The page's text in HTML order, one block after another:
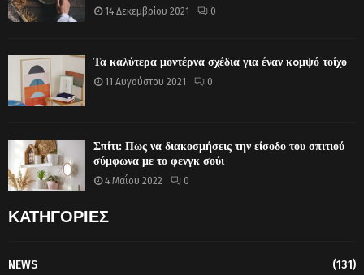
14 Δεκεμβρίου 2021 0
Τα καλύτερα μοντέρνα σχέδια για έναν κoμψό τοίχο
11 Αυγούστου 2021 0
Σπίτι: Πως να διακοσμήσεις την είσοδο του σπιτιού
σύμφωνα με το φενγκ σούι
4 Μαΐου 2022 0
ΚΑΤΗΓΟΡΙΕΣ
NEWS
(131)